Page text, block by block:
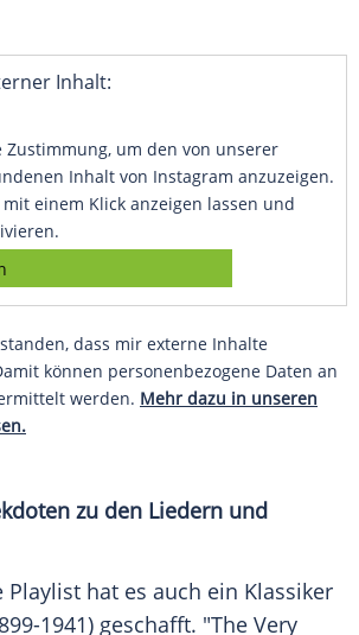
Inhalt:
um den von unserer
Inhalt von Instagram anzuzeigen.
einem Klick anzeigen lassen und
dass mir externe Inhalte
können personenbezogene Daten an
werden. Mehr dazu in unseren
zu den Liedern und
Playlist hat es auch ein Klassiker
1941) geschafft. "The Very